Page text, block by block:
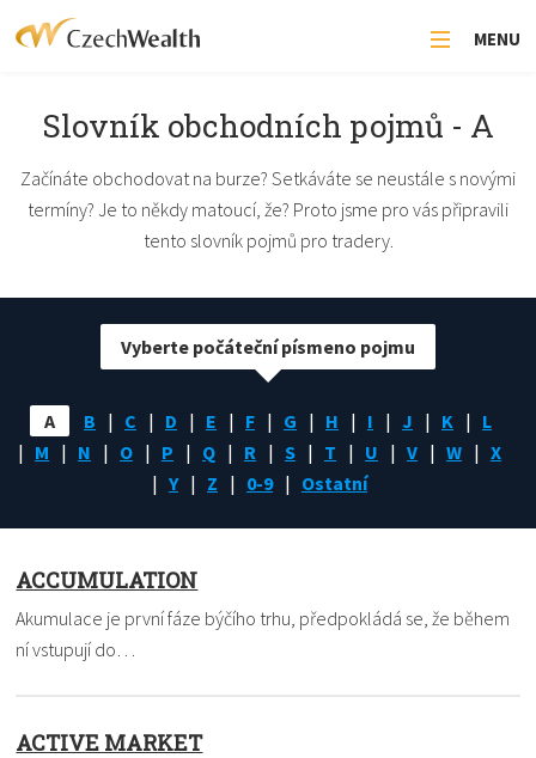
MENU
Slovník obchodních pojmů - A
Začínáte obchodovat na burze? Setkáváte se neustále s novými
termíny? Je to někdy matoucí, že? Proto jsme pro vás připravili
tento slovník pojmů pro tradery.
A B C D E F G H I J K
L
M
N O P Q R S T U V W
X
Y
Z 0-9 Ostatní
Vyberte počáteční písmeno pojmu
ACCUMULATION
Akumulace je první fáze býčího trhu, předpokládá se, že během
ní vstupují do…
ACTIVE MARKET